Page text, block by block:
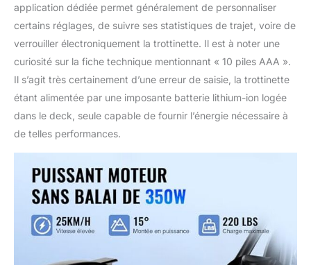
application dédiée permet généralement de personnaliser
certains réglages, de suivre ses statistiques de trajet, voire de
verrouiller électroniquement la trottinette. Il est à noter une
curiosité sur la fiche technique mentionnant « 10 piles AAA ».
Il s’agit très certainement d’une erreur de saisie, la trottinette
étant alimentée par une imposante batterie lithium-ion logée
dans le deck, seule capable de fournir l’énergie nécessaire à
de telles performances.